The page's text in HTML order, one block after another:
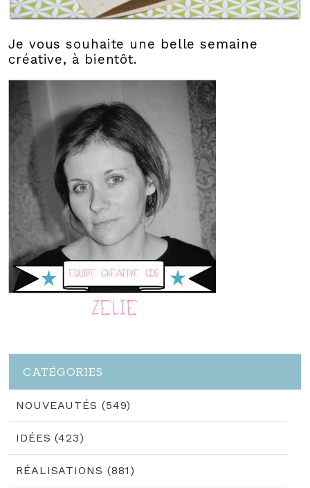
Je vous souhaite une belle semaine
créative, à bientôt.
CATÉGORIES
NOUVEAUTÉS (549)
IDÉES (423)
RÉALISATIONS (881)